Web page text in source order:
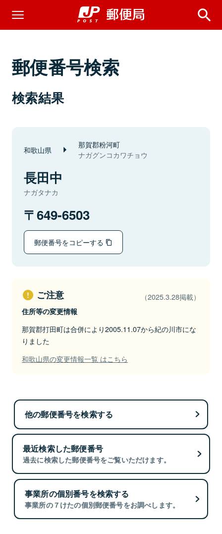
郵便番号検索
検索結果
和歌山県 那賀郡粉河町
ナガグンコカワチョウ
長田中
ナガタナカ
649-6503
郵便番号をコピーする
ご注意 （2025.3.28掲載）
住所等の変更情報
那賀郡打田町は合併により2005.11.07から紀の川市にな
りました
和歌山県の変更情報一覧 はこちら
他の郵便番号を検索する
最近検索した郵便番号
過去に検索した郵便番号をご覧いただけます。
事業所の個別番号を検索する
事業所の７けたの個別郵便番号をお調べします。